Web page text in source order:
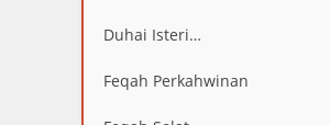
Duhai Isteri…
Feqah Perkahwinan